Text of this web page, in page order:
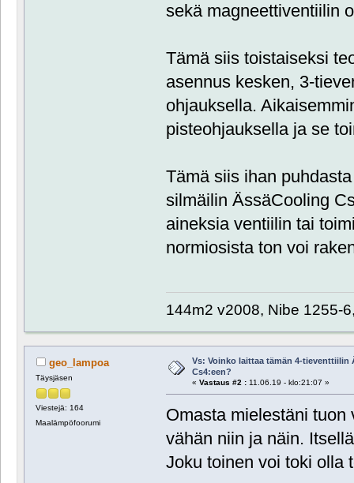
sekä magneettiventiilin
Tämä siis toistaiseksi
asennus kesken, 3-
ohjauksella.
pisteohjauksella ja se
Tämä siis ihan
silmäilin ÄssäCooling
aineksia ventiilin tai
normiosista ton voi
144m2 v2008, Nibe 1255-
geo_lampoa
Täysjäsen
Viestejä: 164
Maalämpöfoorumi
Vs: Voinko laittaa tämän 4-tieventtiilin
Cs4:een?
« Vastaus #2 :11.06.19 - klo:21:07 »
Omasta mielestäni
vähän niin ja näin.
Joku toinen voi toki olla